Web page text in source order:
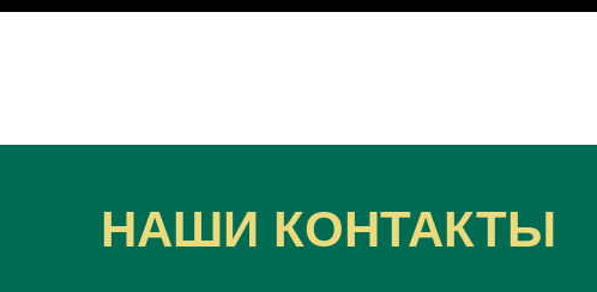
НАШИ КОНТАКТЫ